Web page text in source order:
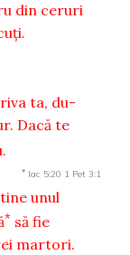
din ceruri
ta, du-
Dacă te
* Iac 5:20 1 Pet 3:1
unul
* să fie
martori.